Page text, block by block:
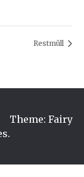
Restmüll
Theme: Fairy
.